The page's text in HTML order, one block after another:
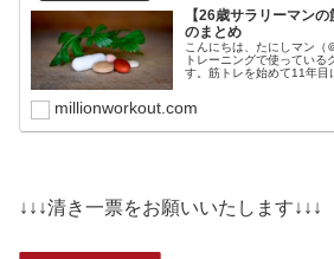
【26歳サラリーマン
のまとめ
こんにちは、たにしマン（
トレーニングで使っている
す。筋トレを始めて11年目
millionworkout.com
↓↓↓清き一票をお願いいたします↓↓↓